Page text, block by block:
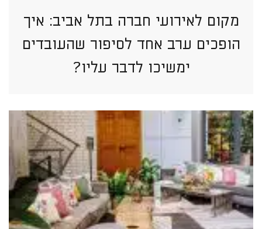
מקום לאירועי חברה בתל אביב: איך
הופכים ערב אחד לסיפור שהעובדים
ימשיכו לדבר עליו?